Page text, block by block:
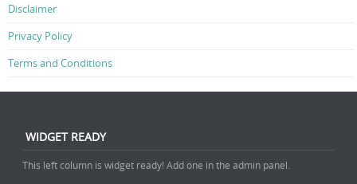
Disclaimer
Privacy Policy
Terms and Conditions
WIDGET READY
This left column is widget ready! Add one in the admin panel.